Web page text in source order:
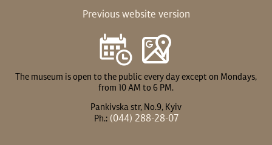
Previous website version
The museum is open to the public every day except on Mondays,
from 10 AM to 6 PM.
Pankivska str, No.9, Kyiv
Ph.:(044) 288-28-07